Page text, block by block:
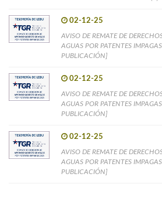
02-12-25
AVISO DE REMATE DE
AGUAS POR PATENTES
PUBLICACIÓN]
02-12-25
AVISO DE REMATE DE
AGUAS POR PATENTES
PUBLICACIÓN]
02-12-25
AVISO DE REMATE DE
AGUAS POR PATENTES
PUBLICACIÓN]